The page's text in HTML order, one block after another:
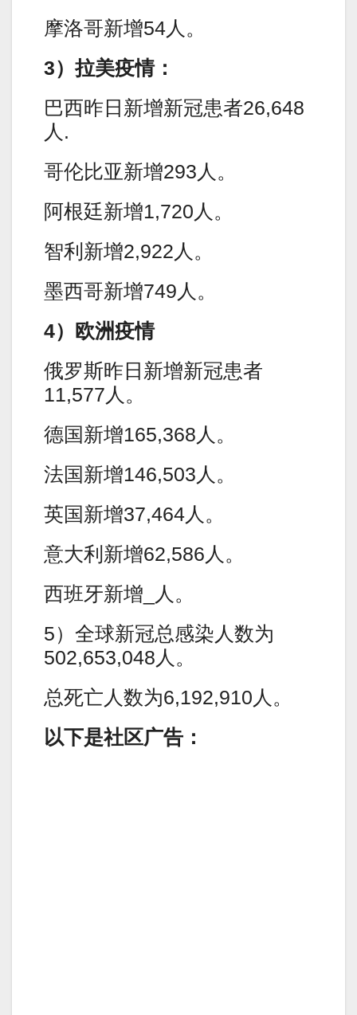
摩洛哥新增54人。
3）拉美疫情：
巴西昨日新增新冠患者26,648
人.
哥伦比亚新增293人。
阿根廷新增1,720人。
智利新增2,922人。
墨西哥新增749人。
4）欧洲疫情
俄罗斯昨日新增新冠患者
11,577人。
德国新增165,368人。
法国新增146,503人。
英国新增37,464人。
意大利新增62,586人。
西班牙新增_人。
5）全球新冠总感染人数为
502,653,048人。
总死亡人数为6,192,910人。
以下是社区广告：